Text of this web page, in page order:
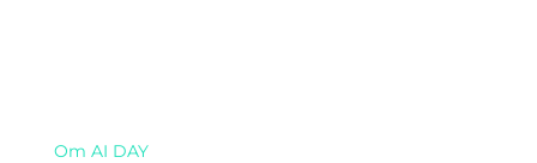
Om AI DAY